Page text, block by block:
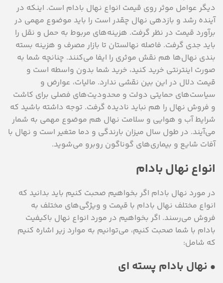
دیگر عوامل موثر روی قیمت انواع نهال بادام است. اینکه در
آینده رشد و بازدهی نهال چقدر است را باید موضوع مهمی در
برآورد قیمت در نظر گرفت. هزینه‌های مربوط به حمل و نقل را
باید جدی گرفت. فاصله نهالستان تا بازار مصرف و هزینه بسته
بندی نهال‌ها هم نقش موثری را ایفا می‌کنند. چنانچه شما به
صورت اینترنتی خرید کنید، خرید شما بدون واسطه است و
قیمت دلال در این بین نقشی ندارد. مالیات، عوارض و
سیاست‌های حمایتی دولت و محدودیت‌های فصلی برای کاشت
و فروش نهال را هم نباید نادیده گرفت. توجه داشته باشید که
شرایط آب و هوایی و سلامت نهال هم موضوع مهمی به شمار
می‌آیند. در طول سال میزان بارندگی و دما متغیر است و نهال با
آفات شایع و بیماری‌های گوناگون روبرو می‌شوید.
انواع نهال بادام
در مورد نهال بادام اگر بخواهیم صحبت کنیم باید بدانید که
انواع مختلف نهال بادام با قیمت و ویژگی‌های مختلف به
فروش می‌رسند. اگر بخواهیم در مورد انواع نهال باکیفیت
بادام با شما صحبت کنیم، می‌توانیم به موارد زیر اشاره کنیم
که شامل:
• نهال بادام پسته ای